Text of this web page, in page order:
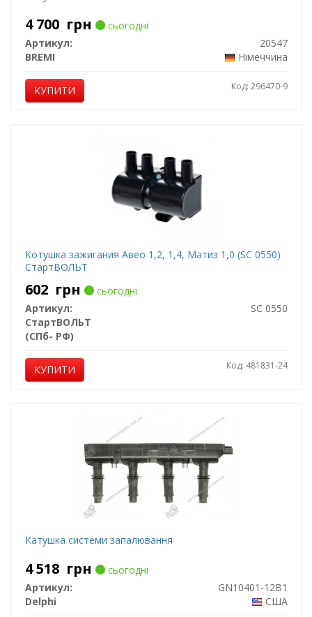
4 700 грн
сьогодні
Артикул:
20547
BREMI
Німеччина
КУПИТИ Код: 296470-9
Котушка зажигания Aвео 1,2, 1,4, Mатиз 1,0 (SC 0550)
СтартВОЛЬТ
602 грн
сьогодні
Артикул:
SC 0550
СтартВОЛЬТ
(СПб- РФ)
КУПИТИ Код: 481831-24
Катушка системи запалювання
4 518 грн
сьогодні
Артикул:
GN10401-12B1
Delphi
США